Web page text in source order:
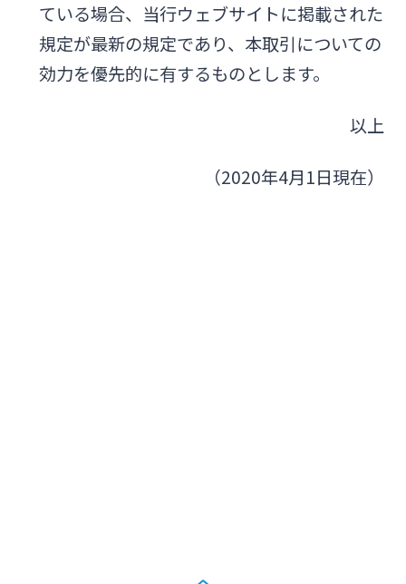
ている場合、当行ウェブサイトに掲載された
規定が最新の規定であり、本取引についての
効力を優先的に有するものとします。
以上
（2020年4月1日現在）